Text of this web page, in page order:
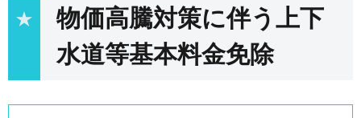
物価高騰対策に伴う上下
水道等基本料金免除